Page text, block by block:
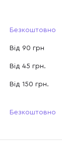
Безкоштовно
Від 90 грн
Від 45 грн.
Від 150 грн.
Безкоштовно